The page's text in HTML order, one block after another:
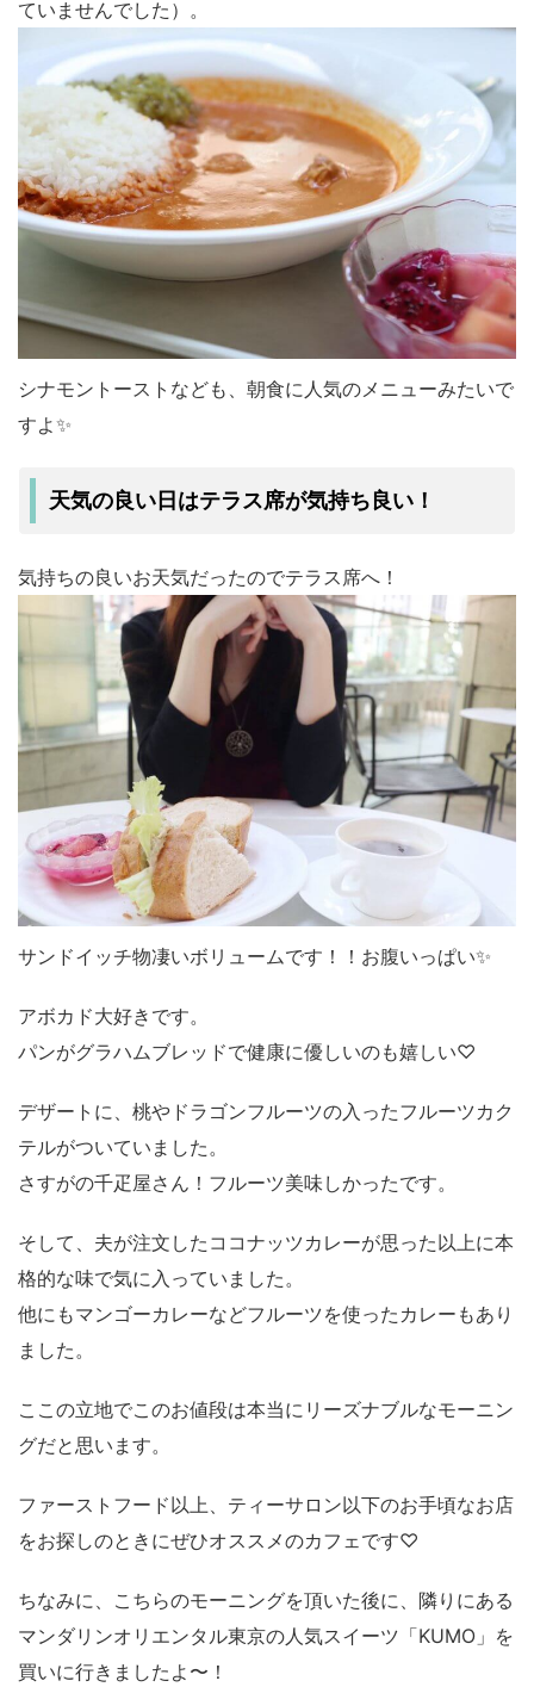
ていませんでした）。
シナモントーストなども、朝食に人気のメニューみたいで
すよ✨
天気の良い日はテラス席が気持ち良い！
気持ちの良いお天気だったのでテラス席へ！
サンドイッチ物凄いボリュームです！！お腹いっぱい✨
アボカド大好きです。
パンがグラハムブレッドで健康に優しいのも嬉しい♡
デザートに、桃やドラゴンフルーツの入ったフルーツカク
テルがついていました。
さすがの千疋屋さん！フルーツ美味しかったです。
そして、夫が注文したココナッツカレーが思った以上に本
格的な味で気に入っていました。
他にもマンゴーカレーなどフルーツを使ったカレーもあり
ました。
ここの立地でこのお値段は本当にリーズナブルなモーニン
グだと思います。
ファーストフード以上、ティーサロン以下のお手頃なお店
をお探しのときにぜひオススメのカフェです♡
ちなみに、こちらのモーニングを頂いた後に、隣りにある
マンダリンオリエンタル東京の人気スイーツ「KUMO」を
買いに行きましたよ〜！